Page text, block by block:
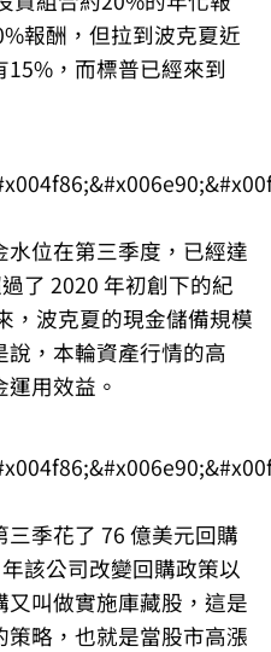
報酬，但拉到波克夏近
，而標普已經來到
位在第三季度，已經達
了 2020 年初創下的紀
，波克夏的現金儲備規模
，本輪資產行情的高
用效益。
季花了 76 億美元回購
該公司改變回購政策以
叫做實施庫藏股，這是
略，也就是當股市高漲